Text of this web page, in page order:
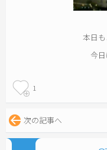
本日
今
1
次の記事へ